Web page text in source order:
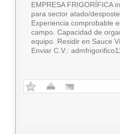
EMPRESA FRIGORÍFICA
para sector atado/
Experiencia comprobable
campo. Capacidad de
equipo. Residir en Sauce
Enviar C.V.: